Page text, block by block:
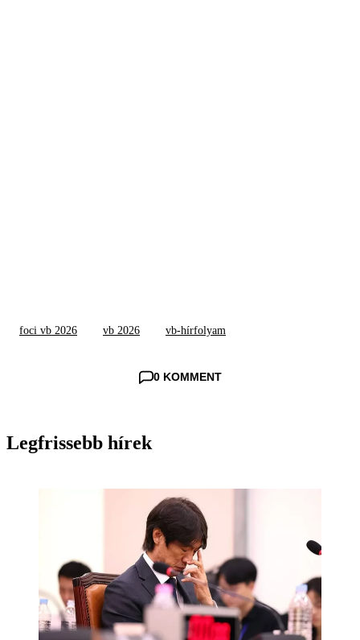
foci vb 2026 vb 2026 vb-hírfolyam
0 KOMMENT
Legfrissebb hírek